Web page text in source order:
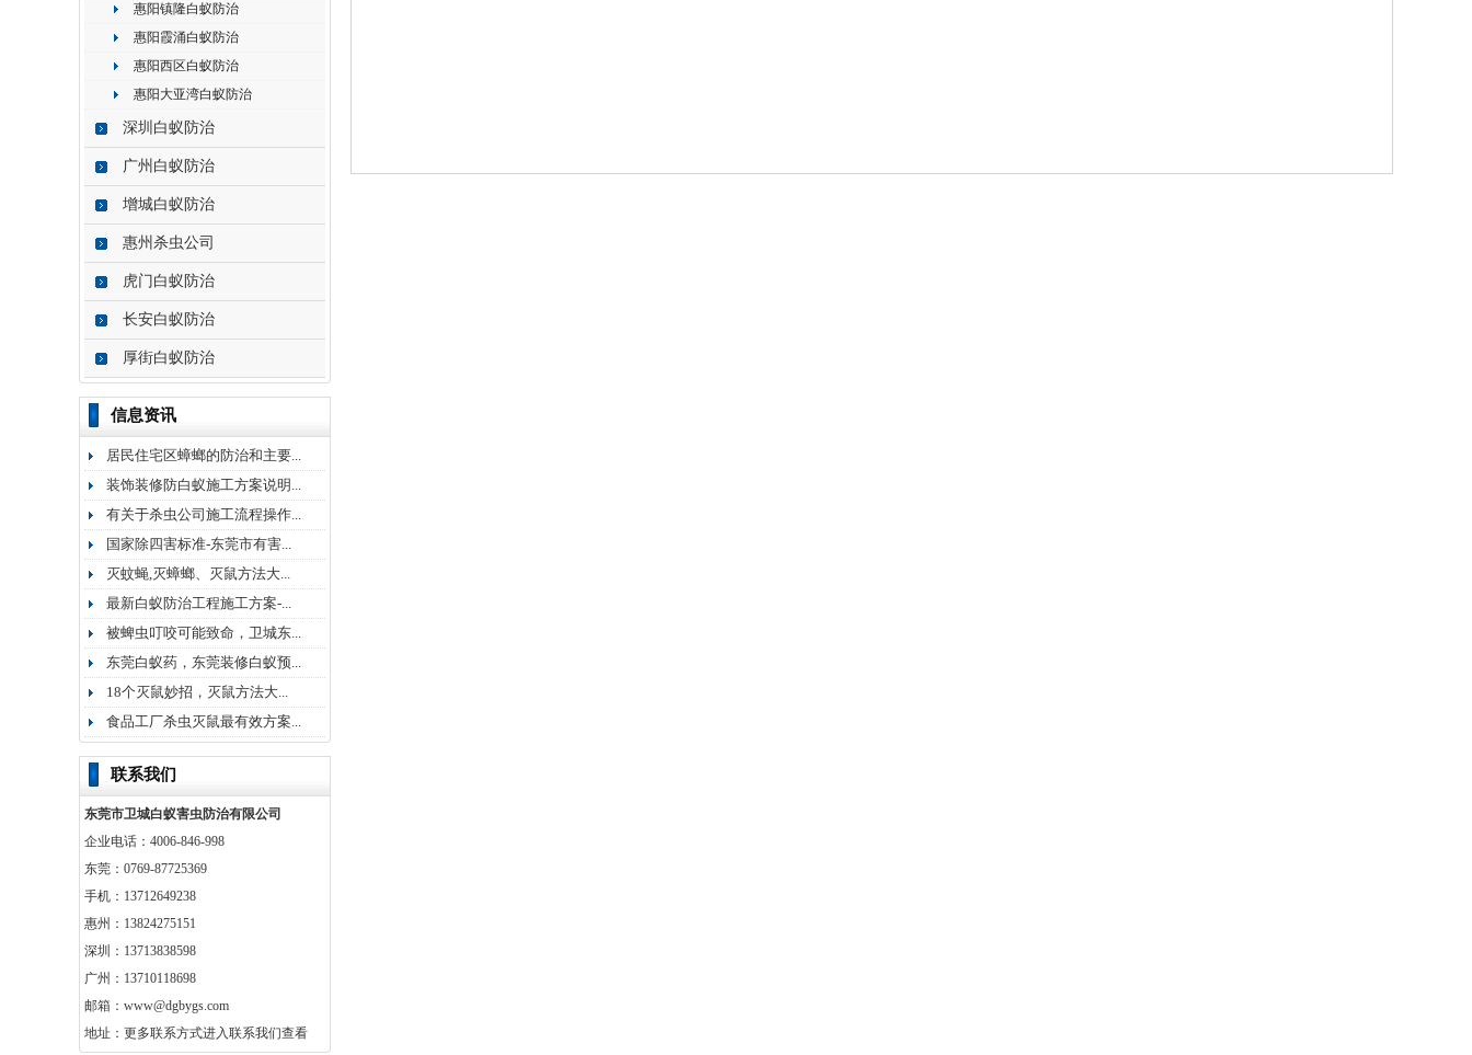
惠阳镇隆白蚁防治
惠阳霞涌白蚁防治
惠阳西区白蚁防治
惠阳大亚湾白蚁防治
深圳白蚁防治
广州白蚁防治
增城白蚁防治
惠州杀虫公司
虎门白蚁防治
长安白蚁防治
厚街白蚁防治
信息资讯
居民住宅区蟑螂的防治和主要...
装饰装修防白蚁施工方案说明...
有关于杀虫公司施工流程操作...
国家除四害标准-东莞市有害...
灭蚊蝇,灭蟑螂、灭鼠方法大...
最新白蚁防治工程施工方案-...
被蜱虫叮咬可能致命，卫城东...
东莞白蚁药，东莞装修白蚁预...
18个灭鼠妙招，灭鼠方法大...
食品工厂杀虫灭鼠最有效方案...
联系我们
东莞市卫城白蚁害虫防治有限公司
企业电话：4006-846-998
东莞：0769-87725369
手机：13712649238
惠州：13824275151
深圳：13713838598
广州：13710118698
邮箱：www@dgbygs.com
地址：更多联系方式进入联系我们查看